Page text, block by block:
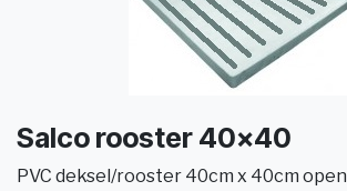
Salco rooster 40x40
PVC deksel/rooster 40cm x 40cm open